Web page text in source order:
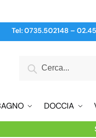
Tel:0735.502148 –
DOCCIA